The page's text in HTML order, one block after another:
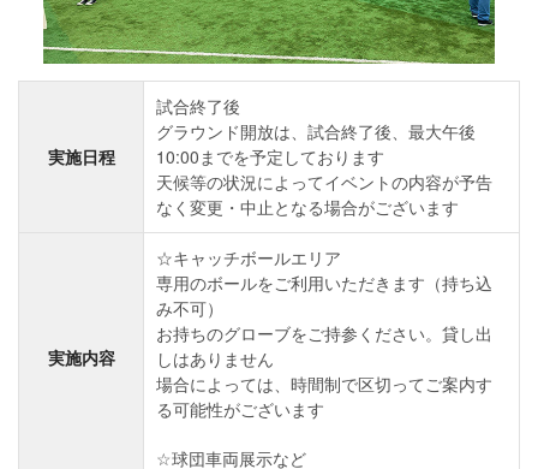
実施日程
試合終了後
グラウンド開放は、試合終了後、最大午後
10:00までを予定しております
天候等の状況によってイベントの内容が予告
なく変更・中止となる場合がございます
実施内容
☆キャッチボールエリア
専用のボールをご利用いただきます（持ち込
み不可）
お持ちのグローブをご持参ください。貸し出
しはありません
場合によっては、時間制で区切ってご案内す
る可能性がございます
☆球団車両展示など